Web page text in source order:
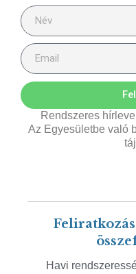
Rendszeres
Az Egyesületbe való
Havi